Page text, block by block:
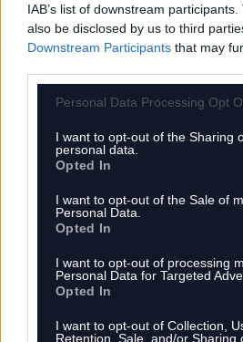
IAB’s list of downstream
also be disclosed by us to third
Downstream Participants that may
Personal Data Processing Opt
I want to opt-out of the Sharing
personal data.
Opted In
I want to opt-out of the Sale of
Personal Data.
Opted In
I want to opt-out of processing
Personal Data for Targeted
Opted In
I want to opt-out of Collection,
Retention, Sale, and/or Sharing
Kurucz Dániel
Akikért nem